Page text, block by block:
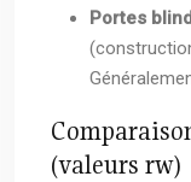
Portes
(valeurs rw)